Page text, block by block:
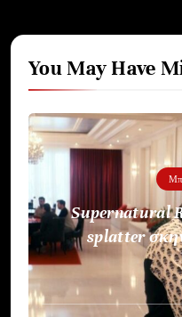
You May Have
Supernatural
splatter